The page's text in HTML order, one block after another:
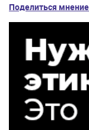
Поделиться